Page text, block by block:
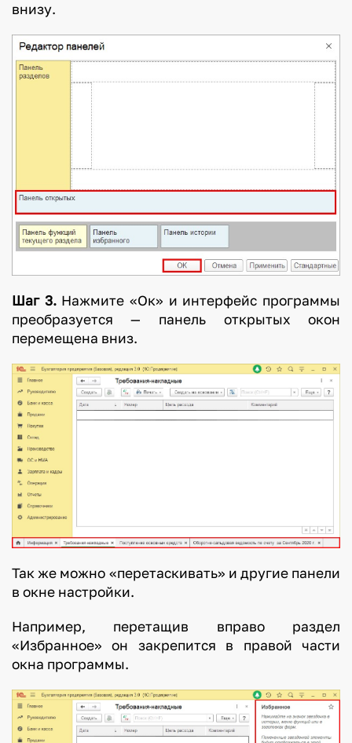
внизу.
Шаг 3.Нажмите «Ок» и интерфейс программы
преобразуется — панель открытых окон
перемещена вниз.
Так же можно «перетаскивать» и другие панели
в окне настройки.
Например, перетащив вправо раздел
«Избранное» он закрепится в правой части
окна программы.